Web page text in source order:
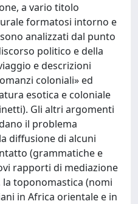
a vario titolo
formatosi intorno e
analizzati dal punto
politico e della
e descrizioni
coloniali» ed
esotica e coloniale
Gli altri argomenti
il problema
diffusione di alcuni
(grammatiche e
rapporti di mediazione
la toponomastica (nomi
in Africa orientale e in